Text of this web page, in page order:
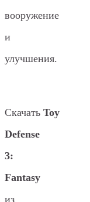
вооружение
и
улучшения.
Скачать Toy
Defense
3:
Fantasy
из